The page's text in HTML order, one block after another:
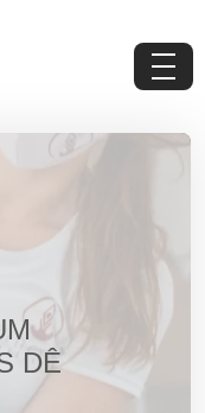
Materiais Gratuitos
DÊ